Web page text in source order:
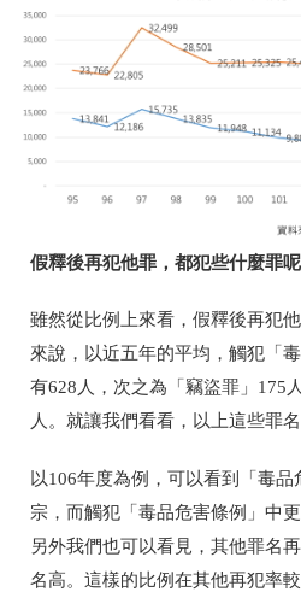
假釋後再犯他罪，都犯些什麼罪呢
雖然從比例上來看，假釋後再犯
來說，以近五年的平均，觸犯「
有628人，次之為「竊盜罪」175
人。就讓我們看看，以上這些罪
以106年度為例，可以看到「毒
宗，而觸犯「毒品危害條例」中
另外我們也可以看見，其他罪名
名高。這樣的比例在其他再犯率